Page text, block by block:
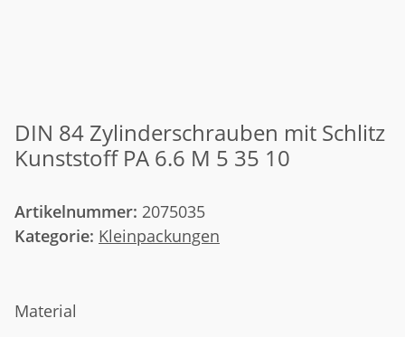
DIN 84 Zylinderschrauben mit Schlitz
Kunststoff PA 6.6 M 5 35 10
Artikelnummer: 2075035
Kategorie: Kleinpackungen
Material